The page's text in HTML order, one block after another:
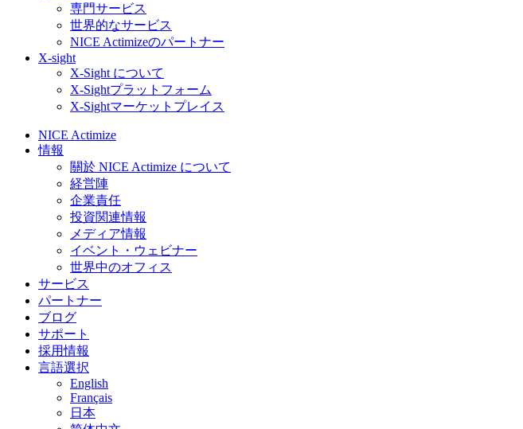
専門サービス
世界的なサービス
NICE Actimizeのパートナー
X-sight
X-Sight について
X-Sightプラットフォーム
X-Sightマーケットプレイス
NICE Actimize
情報
關於 NICE Actimize について
経営陣
企業責任
投資関連情報
メディア情報
イベント・ウェビナー
世界中のオフィス
サービス
パートナー
ブログ
サポート
採用情報
言語選択
English
Français
日本